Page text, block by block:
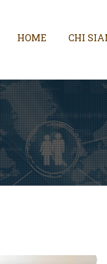
HOME CHI